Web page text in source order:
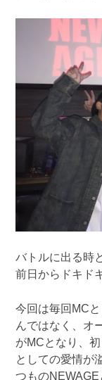
バトルに出る時
前日からドキド
今回は毎回MC
んではなく、オ
がMCとなり、
としての愛情が
つもの